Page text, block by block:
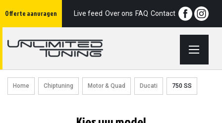
Offerte aanvragen
naarLive feed Over ons FAQ Contact
Home Chiptuning Motor & Quad Ducati 750 SS